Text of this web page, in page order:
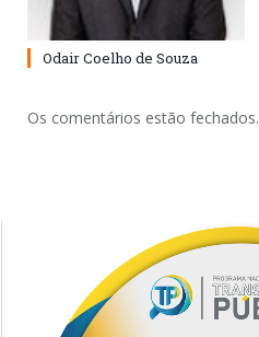
Odair Coelho de Souza
Os comentários estão fechados.